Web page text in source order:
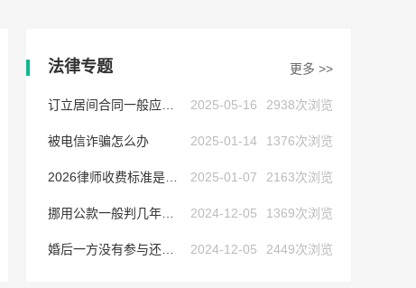
更多 >>
法律专题
2938次浏览
2025-05-16
订立居间合同一般应当注意哪些问题
1376次浏览
2025-01-14
被电信诈骗怎么办
2163次浏览
2025-01-07
2026律师收费标准是多少
1369次浏览
2024-12-05
挪用公款一般判几年以上
2449次浏览
2024-12-05
婚后一方没有参与还贷,债务怎么处理